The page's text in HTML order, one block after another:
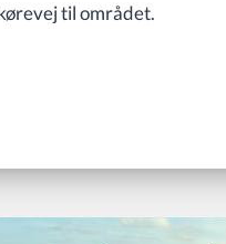
til området.